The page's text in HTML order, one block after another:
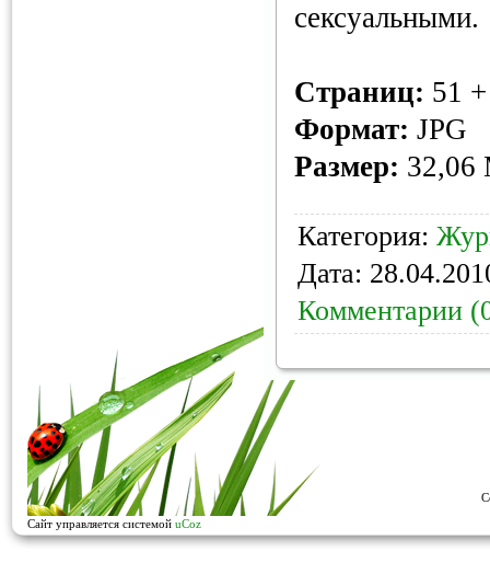
сексуальными.
Страниц: 51
Формат: JPG
Размер: 32,06
Категория:
Дата:
Комментарии
Сайт управляется системой uCoz